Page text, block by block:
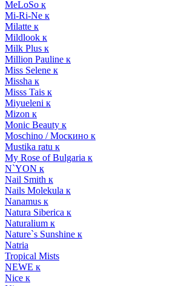
MeLoSo к
Mi-Ri-Ne к
Milatte к
Mildlook к
Milk Plus к
Million Pauline к
Miss Selene к
Missha к
Misss Tais к
Miyueleni к
Mizon к
Monic Beauty к
Moschino / Москино к
Mustika ratu к
My Rose of Bulgaria к
N`YON к
Nail Smith к
Nails Molekula к
Nanamus к
Natura Siberica к
Naturalium к
Nature`s Sunshine к
Natria
Tropical Mists
NEWE к
Nice к